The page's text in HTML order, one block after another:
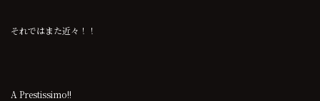
それではまた近々！！
A Prestissimo!!